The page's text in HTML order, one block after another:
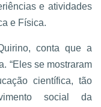
e atividades
e Física.
conta que a
“Eles se mostraram
científica, tão
social da